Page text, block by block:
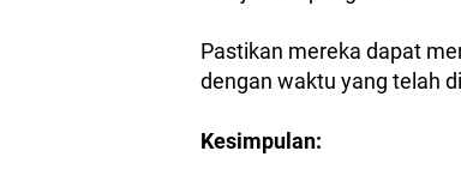
Pastikan mereka dapat
dengan waktu yang telah
Kesimpulan: